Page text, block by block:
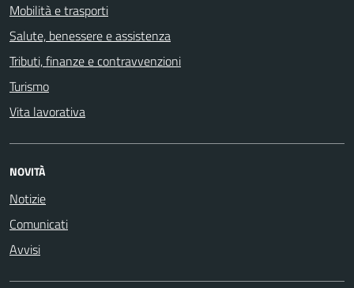
Mobilità e trasporti
Salute, benessere e assistenza
Tributi, finanze e contravvenzioni
Turismo
Vita lavorativa
NOVITÀ
Notizie
Comunicati
Avvisi